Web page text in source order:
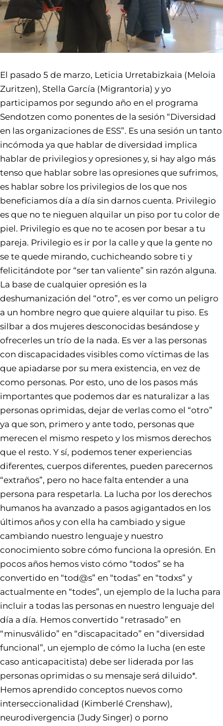
El pasado 5 de marzo, Leticia Urretabizkaia (Meloia
Zuritzen), Stella García (Migrantoria) y yo
participamos por segundo año en el programa
Sendotzen como ponentes de la sesión “Diversidad
en las organizaciones de ESS”. Es una sesión un tanto
incómoda ya que hablar de diversidad implica
hablar de privilegios y opresiones y, si hay algo más
tenso que hablar sobre las opresiones que sufrimos,
es hablar sobre los privilegios de los que nos
beneficiamos día a día sin darnos cuenta. Privilegio
es que no te nieguen alquilar un piso por tu color de
piel. Privilegio es que no te acosen por besar a tu
pareja. Privilegio es ir por la calle y que la gente no
se te quede mirando, cuchicheando sobre ti y
felicitándote por “ser tan valiente” sin razón alguna.
La base de cualquier opresión es la
deshumanización del “otro”, es ver como un peligro
a un hombre negro que quiere alquilar tu piso. Es
silbar a dos mujeres desconocidas besándose y
ofrecerles un trío de la nada. Es ver a las personas
con discapacidades visibles como víctimas de las
que apiadarse por su mera existencia, en vez de
como personas. Por esto, uno de los pasos más
importantes que podemos dar es naturalizar a las
personas oprimidas, dejar de verlas como el “otro”
ya que son, primero y ante todo, personas que
merecen el mismo respeto y los mismos derechos
que el resto. Y sí, podemos tener experiencias
diferentes, cuerpos diferentes, pueden parecernos
“extraños”, pero no hace falta entender a una
persona para respetarla. La lucha por los derechos
humanos ha avanzado a pasos agigantados en los
últimos años y con ella ha cambiado y sigue
cambiando nuestro lenguaje y nuestro
conocimiento sobre cómo funciona la opresión. En
pocos años hemos visto cómo “todos” se ha
convertido en “tod@s” en “todas” en “todxs” y
actualmente en “todes”, un ejemplo de la lucha para
incluir a todas las personas en nuestro lenguaje del
día a día. Hemos convertido “retrasado” en
“minusválido” en “discapacitado” en “diversidad
funcional”, un ejemplo de cómo la lucha (en este
caso anticapacitista) debe ser liderada por las
personas oprimidas o su mensaje será diluido*.
Hemos aprendido conceptos nuevos como
interseccionalidad (Kimberlé Crenshaw),
neurodivergencia (Judy Singer) o porno